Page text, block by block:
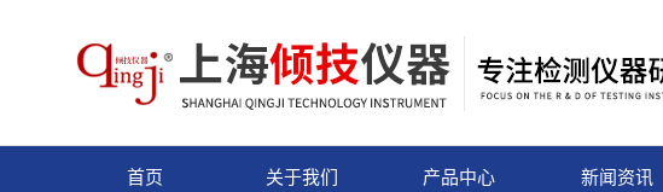
首页 关于我们 产品中心 新闻资讯